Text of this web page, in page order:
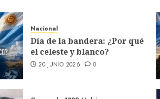
Nacional
Día de la bandera: ¿Por qué
el celeste y blanco?
20 JUNIO 2026 0